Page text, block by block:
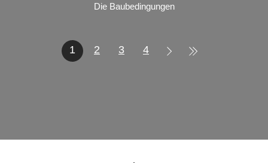
Die Baubedingungen
1 2 3 4